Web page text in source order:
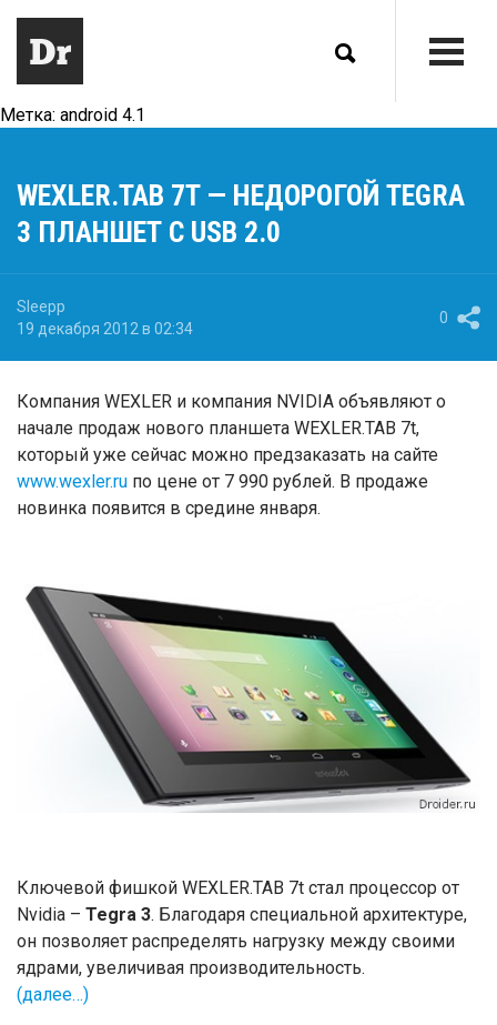
Метка: android 4.1
WEXLER.TAB 7T — НЕДОРОГОЙ TEGRA
3 ПЛАНШЕТ С USB 2.0
Sleepp
19 декабря 2012 в 02:34
0
Компания WEXLER и компания NVIDIA объявляют о
начале продаж нового планшета WEXLER.TAB 7t,
который уже сейчас можно предзаказать на сайте
www.wexler.ru по цене от 7 990 рублей. В продаже
новинка появится в средине января.
Ключевой фишкой WEXLER.TAB 7t стал процессор от
Nvidia – Tegra 3. Благодаря специальной архитектуре,
он позволяет распределять нагрузку между своими
ядрами, увеличивая производительность.
(далее…)